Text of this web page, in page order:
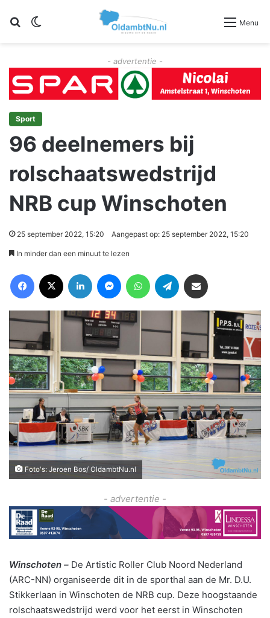
Zoeken Menu
- advertentie -
Sport
96 deelnemers bij
rolschaatswedstrijd
NRB cup Winschoten
25 september 2022, 15:20 Aangepast op: 25 september 2022, 15:20
In minder dan een minuut te lezen
Foto's: Jeroen Bos/ OldambtNu.nl
- advertentie -
Winschoten – De Artistic Roller Club Noord Nederland
(ARC-NN) organiseerde dit in de sporthal aan de Mr. D.U.
Stikkerlaan in Winschoten de NRB cup. Deze hoogstaande
rolschaatswedstrijd werd voor het eerst in Winschoten